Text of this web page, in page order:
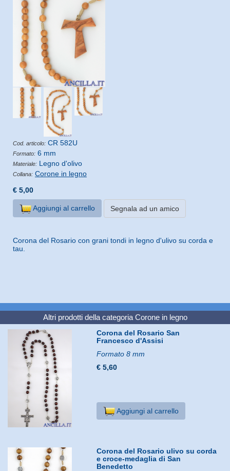
Cod. articolo: CR 582U
Formato: 6 mm
Materiale: Legno d'olivo
Collana: Corone in legno
€ 5,00
Aggiungi al carrello Segnala ad un amico
Corona del Rosario con grani tondi in legno d'ulivo su corda e
tau.
Altri prodotti della categoria Corone in legno
Corona del Rosario San
Francesco d'Assisi
Formato 8 mm
€ 5,60
Aggiungi al carrello
Corona del Rosario ulivo su corda
e croce-medaglia di San
Benedetto